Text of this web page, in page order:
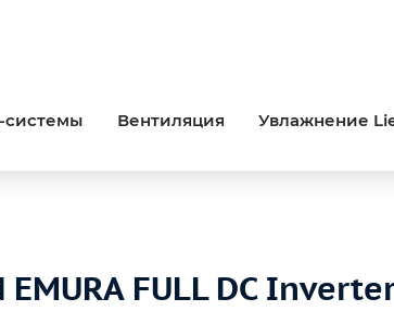
системы Вентиляция Увлажнение
FULL DC